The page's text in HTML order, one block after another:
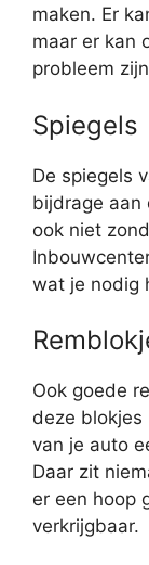
maken. Er
maar er kan
probleem
Spiegels
De spiegels
bijdrage aan
ook niet
wat je nodig
Ook goede
deze blokjes
van je auto
Daar zit
er een hoop
verkrijgbaar.